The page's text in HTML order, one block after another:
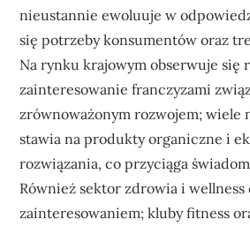
nieustannie ewoluuje w
się potrzeby konsumentów oraz
Na rynku krajowym obserwuje się
zainteresowanie franczyzami
zrównoważonym rozwojem; wiele
stawia na produkty organiczne i
rozwiązania, co przyciąga
Również sektor zdrowia i wellness
zainteresowaniem; kluby fitness